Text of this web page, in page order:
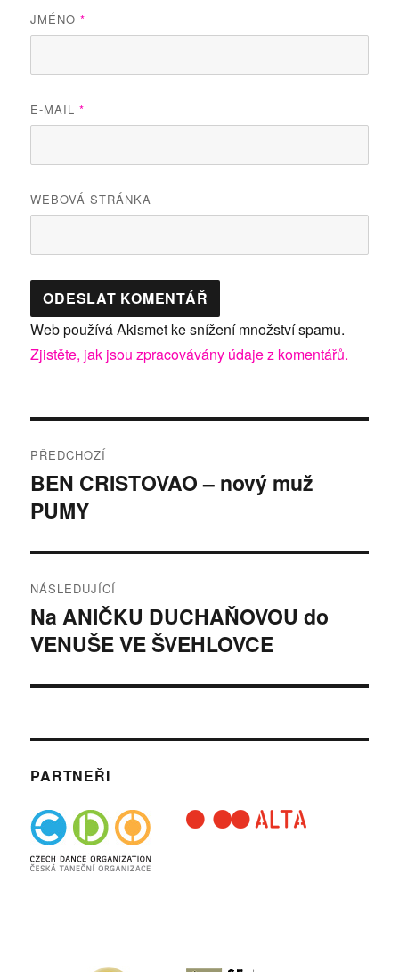
JMÉNO*
E-MAIL*
WEBOVÁ STRÁNKA
Web používá Akismet ke snížení množství spamu.
Zjistěte, jak jsou zpracovávány údaje z komentářů.
pro
příspěvek
PŘEDCHOZÍ
Předchozí
příspěvek:
BEN CRISTOVAO – nový muž
PUMY
NÁSLEDUJÍCÍ
Následující
příspěvek:
Na ANIČKU DUCHAŇOVOU do
VENUŠE VE ŠVEHLOVCE
PARTNEŘI